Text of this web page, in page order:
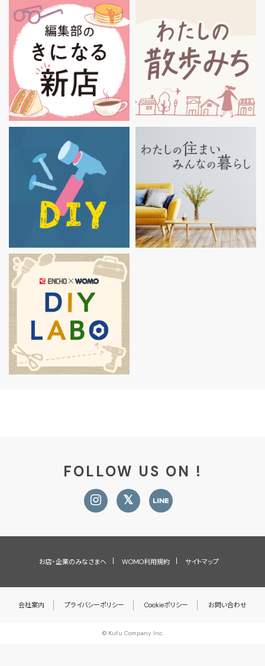
FOLLOW US ON !
お店・企業のみなさまへ WOMO利用規約 サイトマップ
会社案内 プライバシーポリシー Cookieポリシー お問い合わせ
© Kufu Company Inc.